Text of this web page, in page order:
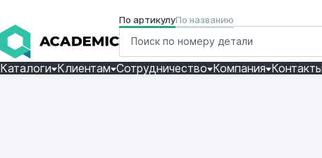
По артикулуПо названию
Каталоги Клиентам Сотрудничество Компания Контакты